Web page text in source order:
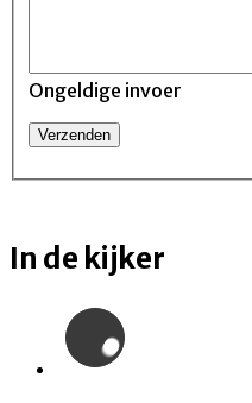
Ongeldige invoer
In de kijker